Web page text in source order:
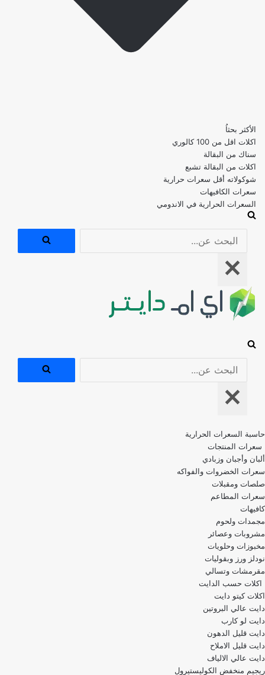
الأكثر بحثاُ
اكلات اقل من 100 كالوري
اكلات من البقالة تشبع
شوكولاته أقل سعرات حرارية
سعرات الكافيهات
السعرات الحرارية في الاندومي
قائمة
قائمة
التنقل
حاسبة السعرات الحرارية
سعرات المنتجات
ألبان وأجبان وزبادي
سعرات الخضروات والفواكه
صلصات ومقبلات
سعرات المطاعم
كافيهات
مجمدات ولحوم
مشروبات وعصائر
مخبوزات وحلويات
نودلز ورز وبقوليات
مقرمشات وتسالي
اكلات حسب الدايت
اكلات كيتو دايت
دايت عالي البروتين
دايت لو كارب
دايت قليل الدهون
دايت قليل الاملاح
دايت عالي الالياف
ريجيم منخفض الكوليستيرول